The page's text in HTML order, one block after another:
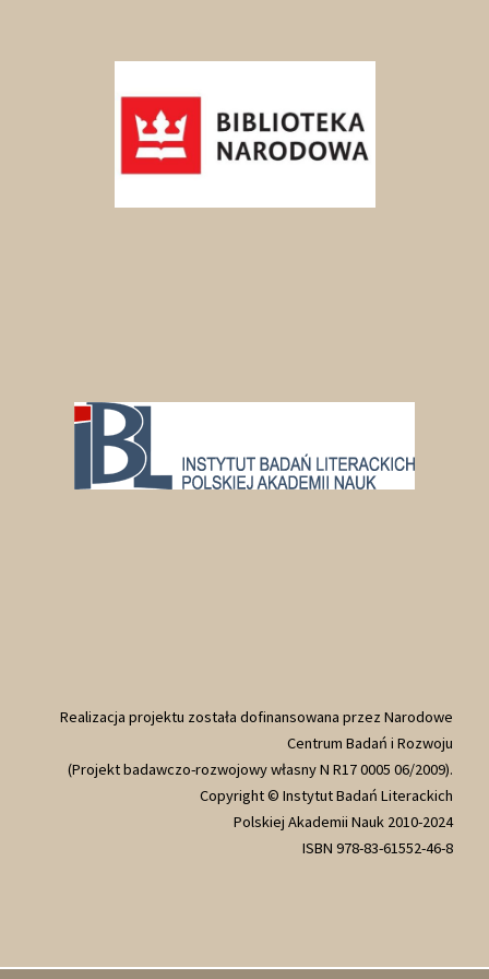
Realizacja projektu została dofinansowana przez Narodowe
Centrum Badań i Rozwoju
(Projekt badawczo-rozwojowy własny N R17 0005 06/2009).
Copyright © Instytut Badań Literackich
Polskiej Akademii Nauk 2010-2024
ISBN 978-83-61552-46-8